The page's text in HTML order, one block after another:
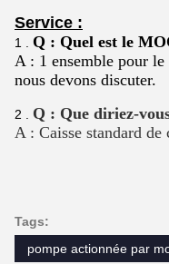
Service :
1 . Q : Quel est le
A : 1 ensemble pour
nous devons discuter.
2 . Q : Que diriez-
A : Caisse standard
Tags:
pompe actionnée par